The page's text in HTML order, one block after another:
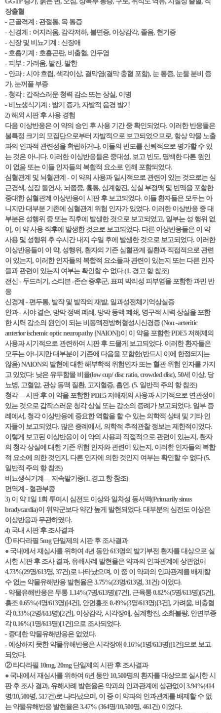
장출혈
- 근골격계 : 관절통, 목 통증
- 신경계 : 어지러움, 감각저하, 불면증, 이상감각, 졸음, 현기증
- 신장 및 비뇨기계 : 신장애
- 호흡기계 : 호흡곤란, 비출혈, 인두염
- 피부 : 가려움, 발진, 발한
- 안과 : 시야 흐림, 색각이상, 결막염(결막 충혈 포함), 눈 통증, 눈물 분비 증
가, 눈꺼풀 부종
- 청각 : 갑작스러운 청력 감소 또는 상실, 이명
- 비뇨생식기계 : 발기 증가, 자발적 음경 발기
2) 해외 시판 후 사용 경험
다음 이상반응은 이 약의 승인 후 사용 기간 중 확인되었다. 이러한 반응들은
불특정 크기의 모집단으로부터 자발적으로 보고되었으므로, 항상 약물 노출
과의 인과적 관련성을 확립하거나, 이들의 빈도를 신뢰적으로 평가할 수 있
는 것은 아니다. 이러한 이상반응들은 중대성, 보고 빈도, 명백한 다른 원인
이 없음 또는 이들 인자들의 복합적 요소로 인해 포함되었다.
심혈관계 및 뇌혈관계 - 이 약의 사용과 일시적으로 관련이 있는 것으로는 심
근경색, 심장 돌연사, 뇌졸중, 흉통, 심계항진, 심실 부정맥 및 빈맥을 포함한
중대한 심혈관계 이상반응이 시판 후 보고되었다. 이들 환자들은 모두는 아
니지만 대부분 기존에 심혈관계 위험 인자가 있었다. 이러한 이상반응 중 대
부분은 성행위 중 또는 직후에 발생한 것으로 보고되었고, 일부는 성 행위 없
이, 이 약 사용 직후에 발생한 것으로 보고되었다. 다른 이상반응들은 이 약
사용 및 성행위 후 수시간 내지 수일 후에 발생한 것으로 보고되었다. 이러한
이상반응들이 이 약, 성행위, 환자의 기존 심혈관계 질환과 직접적으로 관련
이 있는지, 이러한 인자들의 복합적 요소들과 관련이 있는지 또는 다른 인자
들과 관련이 있는지 여부는 확인할 수 없다 (1. 경고 항 참조)
전신 - 두드러기, 스티븐 -존슨 증후군, 표피 박리성 피부염을 포함한 과민 반
응
신경계 - 편두통, 발작 및 발작의 재발, 일과성전체기억상실증
안과 - 시야 결손, 망막 정맥 폐쇄, 망막 동맥 폐쇄, 영구적 시력 상실을 포함
한 시력 감소의 원인이 되는 비동맥전방허혈성시신경증 (Non -arteritic
anterior ischemic optic neuropathy [NAION])이 이 약을 포함한 PDE5 저해제의
사용과 시기적으로 관련하여 시판 후 드물게 보고되었다. 이러한 환자들은
모두는 아니지만 대부분이 기존에 다음을 포함한(반드시 이에 한정되지는
않음) NAION의 발현에 대한 해부학적 위험인자 또는 혈관 위험 인자를 가지
고 있었다: 낮은 유두함몰 비율(low cup/ disc ratio, crowded disc), 50세 이상, 당
뇨병, 고혈압, 관상 동맥 질환, 고지혈증, 흡연. (5. 일반적 주의 항 참조)
청각— 시판 후 이 약을 포함한 PDE5 저해제의 사용과 시기적으로 연관성이
있는 것으로 갑작스러운 청각 상실 또는 감소의 증례가 보고되었다. 일부 증
례에서, 청각 이상반응에 중요한 역할을 할 수 있는 의학적 상태 및 기타 인
자들이 보고되었다. 많은 증례에서, 의학적 추적관찰 정보는 제한적이었다.
이렇게 보고된 이상반응이 이 약의 사용과 직접적으로 관련이 있는지, 환자
의 청각 상실에 대한 기존 위험 인자와 관련이 있는지, 이러한 인자들의 복합
적 요소에 의한 것인지, 다른 인자에 의한 것인지 여부는 확인할 수 없다 (5.
일반적 주의 항 참조)
비뇨생식기계— 지속발기증(1. 경고 항 참조)
면역계 - 혈관부종
3) 이 약 1일 1회 투여시 심전도 이상와 일차성 동서맥(Primarily sinus
bradycardia)이 위약군보다 약간 높게 발현되었다. 대부분의 심전도 이상은
이상반응과 무관하였다.
4) 국내 시판 후 조사결과
① 타다라필 5mg 단일제의 시판 후 조사결과
● 국내에서 재심사를 위하여 4년 동안 613명의 발기부전 환자를 대상으로 실
시한 시판 후 조사 결과, 유해사례 발현율은 약과의 인과관계에 상관없이
4.73%(29명/613명, 37건)로 나타났으며, 이 중 이 약과의 인과관계를 배제할
수 없는 약물유해반응 발현율은 3.75%(23명/613명, 31건) 이었다.
- 약물유해반응은 두통 1.14%(7명/613명)[7건], 근육통 0.82%(5명/613명)[5건],
홍조 0.65%(4명/613명)[4건], 안면홍조 0.49%(3명/613명)[3건], 가려움, 비충혈
각 0.33%(2명/613명)[2건], 이상감각, 시각장애, 심계항진, 소화불량, 안면부종
각 0.16%(1명/613명)[1건]으로 조사되었다.
- 중대한 약물유해반응은 없었다.
- 예상하지 못한 약물유해반응은 시각장애 0.16%(1명/613명)[1건]으로 보고
되었다.
② 타다라필 10mg, 20mg 단일제의 시판 후 조사결과
● 국내에서 재심사를 위하여 6년 동안 10,500명의 환자를 대상으로 실시한 시
판 후 조사 결과, 유해사례 발현율은 약과의 인과관계에 상관없이 3.94%(414
명/10,500명, 517건)로 나타났으며, 이 중 이 약과의 인과관계를 배제할 수 없
는 약물유해반응 발현율은 3.47% (364명/10,500명, 461건) 이었다.